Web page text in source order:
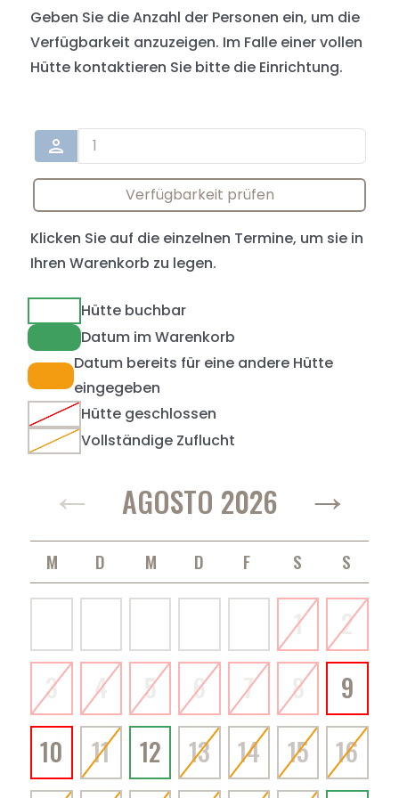
Geben Sie die Anzahl der Personen ein, um die
Verfügbarkeit anzuzeigen. Im Falle einer vollen
Hütte kontaktieren Sie bitte die Einrichtung.
person
Verfügbarkeit prüfen
Klicken Sie auf die einzelnen Termine, um sie in
Ihren Warenkorb zu legen.
Hütte buchbar
Datum im Warenkorb
Datum bereits für eine andere Hütte
eingegeben
Hütte geschlossen
Vollständige Zuflucht
← AGOSTO 2026 →
1
2
3
4 5 6 7 8
9
10
11 12 13 14 15
16